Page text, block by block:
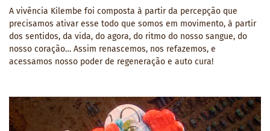
A vivência Kilembe foi composta à partir da percepção que
precisamos ativar esse todo que somos em movimento, à partir
dos sentidos, da vida, do agora, do ritmo do nosso sangue, do
nosso coração… Assim renascemos, nos refazemos, e
acessamos nosso poder de regeneração e auto cura!